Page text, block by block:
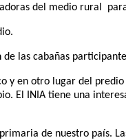
del medio rural
las cabañas
y en otro lugar del
El INIA tiene una
de nuestro país.